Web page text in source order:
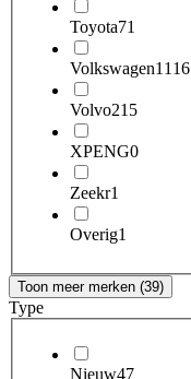
Toyota71
Volkswagen1116
Volvo215
XPENG0
Zeekr1
Overig1
Toon meer merken (39)
Type
Nieuw47